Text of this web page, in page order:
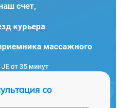
счет,
курьера
массажного
от 35 минут
со